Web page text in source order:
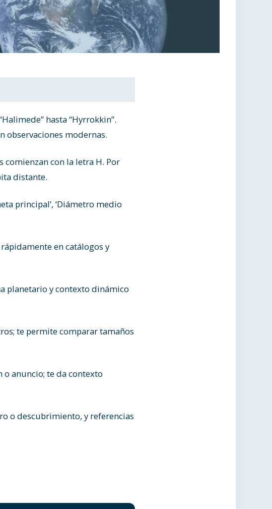
hasta “Hyrrokkin”.
observaciones modernas.
comienzan con la letra H. Por
distante.
principal’, ‘Diámetro medio
en catálogos y
planetario y contexto dinámico
te permite comparar tamaños
anuncio; te da contexto
o descubrimiento, y referencias